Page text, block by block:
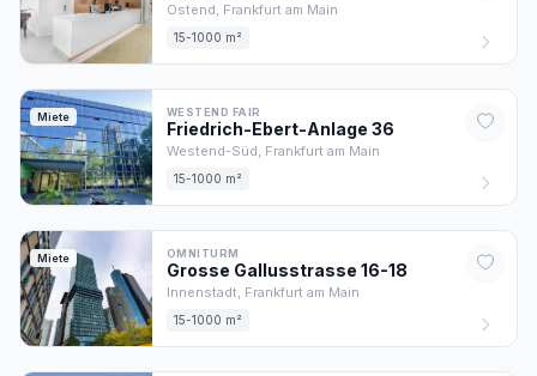
Ostend, Frankfurt am Main
15-1000 m²
Miete WESTEND FAIR
Friedrich-Ebert-Anlage 36
Westend-Süd, Frankfurt am Main
15-1000 m²
Miete OMNITURM
Grosse Gallusstrasse 16-18
Innenstadt, Frankfurt am Main
15-1000 m²